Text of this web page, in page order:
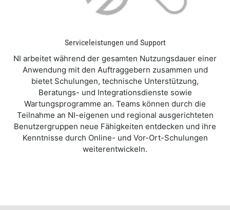
Serviceleistungen und Support
NI arbeitet während der gesamten Nutzungsdauer einer
Anwendung mit den Auftraggebern zusammen und
bietet Schulungen, technische Unterstützung,
Beratungs- und Integrationsdienste sowie
Wartungsprogramme an. Teams können durch die
Teilnahme an NI-eigenen und regional ausgerichteten
Benutzergruppen neue Fähigkeiten entdecken und ihre
Kenntnisse durch Online- und Vor-Ort-Schulungen
weiterentwickeln.